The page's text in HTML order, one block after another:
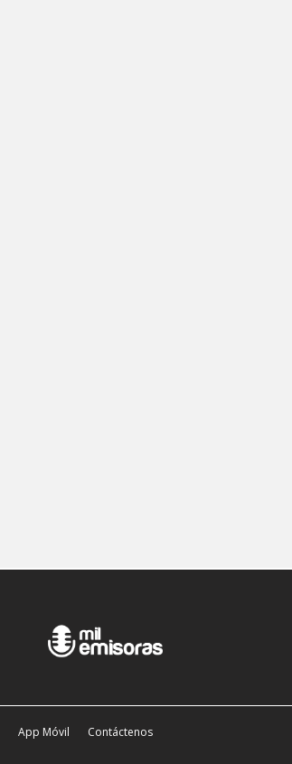
App Móvil Contáctenos